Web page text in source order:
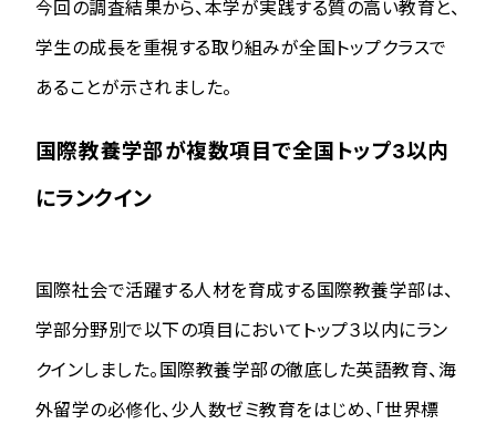
今回の調査結果から、本学が実践する質の高い教育と、
学生の成長を重視する取り組みが全国トップクラスで
あることが示されました。
国際教養学部が複数項目で全国トップ3以内
にランクイン
国際社会で活躍する人材を育成する国際教養学部は、
学部分野別で以下の項目においてトップ３以内にラン
クインしました。国際教養学部の徹底した英語教育、海
外留学の必修化、少人数ゼミ教育をはじめ、「世界標